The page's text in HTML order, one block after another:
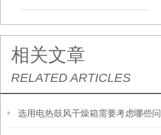
相关文章
RELATED ARTICLES
选用电热鼓风干燥箱需要考虑哪些问